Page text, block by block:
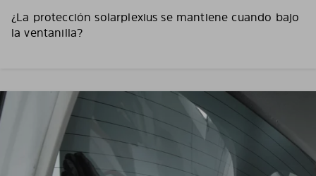
¿La protección solarplexius se mantiene cuando bajo
la ventanilla?